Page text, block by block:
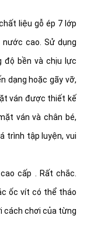
liệu gỗ ép 7 lớp
cao. Sử dụng
độ bền và chịu lực
dạng hoặc gãy vỡ,
ván được thiết kế
ván và chân bé,
trình tập luyện, vui
cấp . Rất chắc.
ốc vít có thể tháo
cách chơi của từng